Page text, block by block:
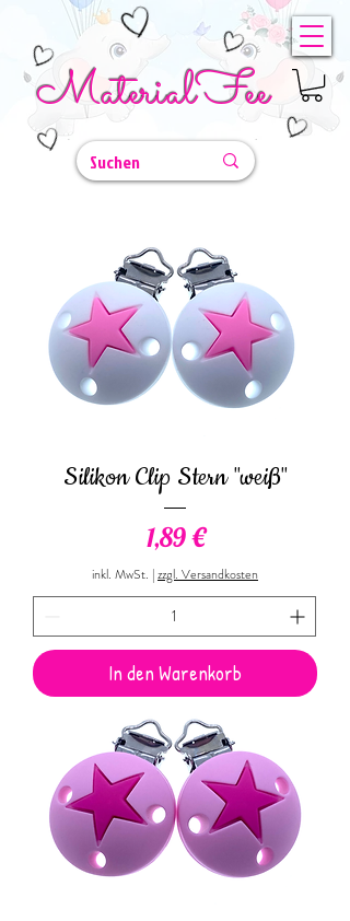
MaterialFee
Silikon Clip Stern "weiß"
Preis
1,89 €
inkl. MwSt. |zzgl. Versandkosten
In den Warenkorb